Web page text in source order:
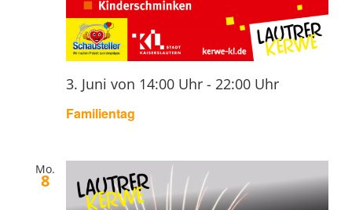
Familientag
3. Juni von 14:00 Uhr - 22:00 Uhr
Mo.
8